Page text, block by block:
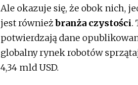
Ale okazuje się, że obok nich,
jest równieżbranża czystości.
potwierdzają dane
globalny rynek robotów
4,34 mld USD.